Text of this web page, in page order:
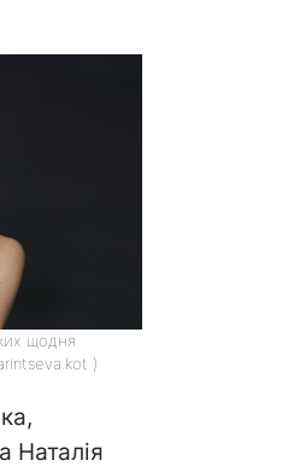
щодня
)
Наталія